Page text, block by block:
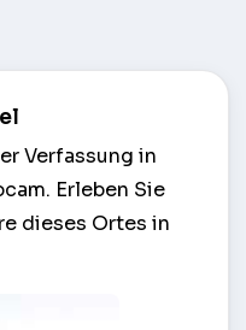
Verfassung in
Erleben Sie
dieses Ortes in